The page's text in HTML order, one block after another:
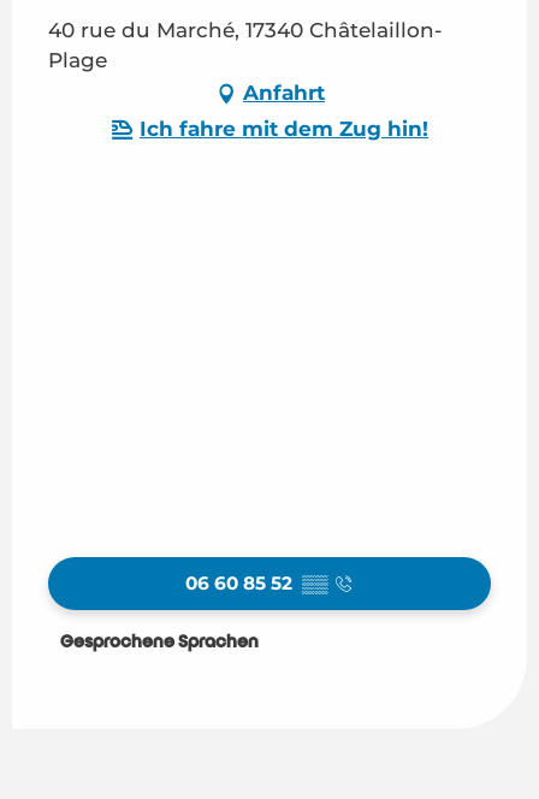
40 rue du Marché, 17340 Châtelaillon-
Plage
Anfahrt
Ich fahre mit dem Zug hin!
06 60 85 52 ▒▒
Gesprochene Sprachen
Gesprochene Sprachen